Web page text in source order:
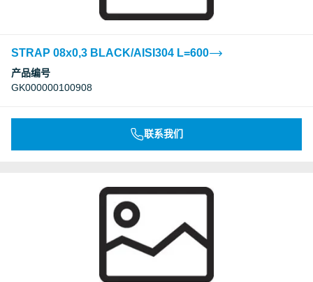
STRAP 08x0,3 BLACK/AISI304 L=600
产品编号
GK000000100908
联系我们